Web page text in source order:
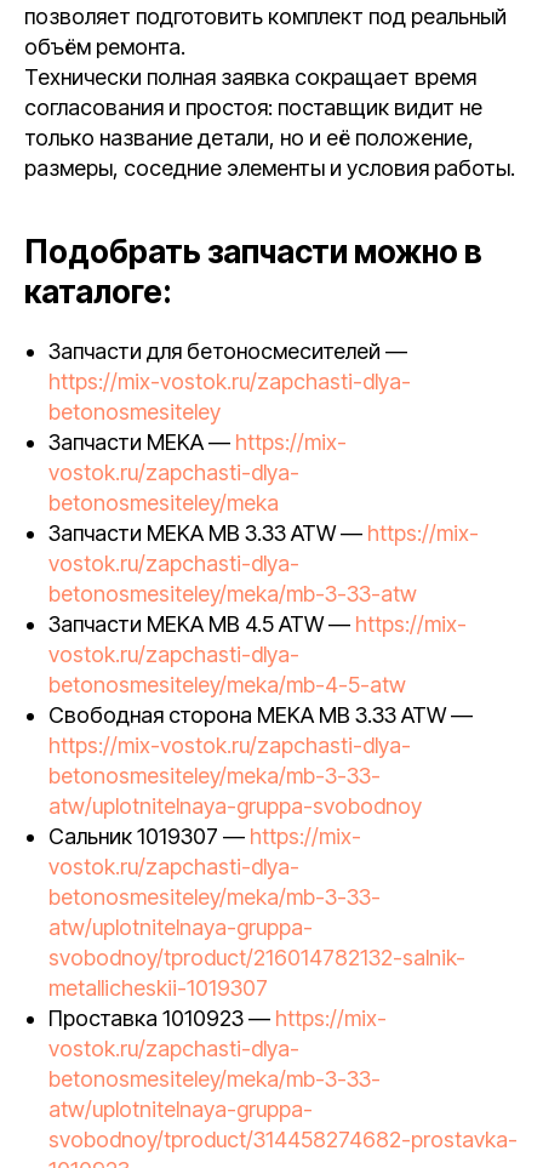
позволяет подготовить комплект под реальный
объём ремонта.
Технически полная заявка сокращает время
согласования и простоя: поставщик видит не
только название детали, но и её положение,
размеры, соседние элементы и условия работы.
Подобрать запчасти можно в
каталоге:
Запчасти для бетоносмесителей —
https://mix-vostok.ru/zapchasti-dlya-
betonosmesiteley
Запчасти MEKA — https://mix-
vostok.ru/zapchasti-dlya-
betonosmesiteley/meka
Запчасти MEKA MB 3.33 ATW — https://mix-
vostok.ru/zapchasti-dlya-
betonosmesiteley/meka/mb-3-33-atw
Запчасти MEKA MB 4.5 ATW — https://mix-
vostok.ru/zapchasti-dlya-
betonosmesiteley/meka/mb-4-5-atw
Свободная сторона MEKA MB 3.33 ATW —
https://mix-vostok.ru/zapchasti-dlya-
betonosmesiteley/meka/mb-3-33-
atw/uplotnitelnaya-gruppa-svobodnoy
Сальник 1019307 — https://mix-
vostok.ru/zapchasti-dlya-
betonosmesiteley/meka/mb-3-33-
atw/uplotnitelnaya-gruppa-
svobodnoy/tproduct/216014782132-salnik-
metallicheskii-1019307
Проставка 1010923 — https://mix-
vostok.ru/zapchasti-dlya-
betonosmesiteley/meka/mb-3-33-
atw/uplotnitelnaya-gruppa-
svobodnoy/tproduct/314458274682-prostavka-